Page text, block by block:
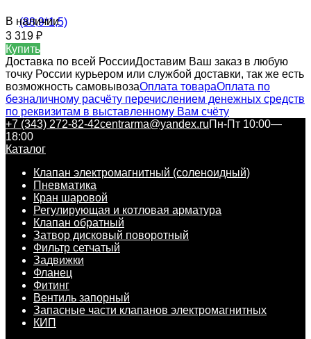
В наличии
3 319 ₽
Купить
Доставка по всей РоссииДоставим Ваш заказ в любую
точку России курьером или службой доставки, так же есть
возможность самовывозаОплата товараОплата по
безналичному расчёту перечислением денежных средств
по реквизитам в выставленному Вам счёту
+7 (343) 272-82-42centrarma@yandex.ruПн-Пт 10:00—
18:00
Каталог
Клапан электромагнитный (соленоидный)
Пневматика
Кран шаровой
Регулирующая и котловая арматура
Клапан обратный
Затвор дисковый поворотный
Фильтр сетчатый
Задвижки
Фланец
Фитинг
Вентиль запорный
Запасные части клапанов электромагнитных
КИП